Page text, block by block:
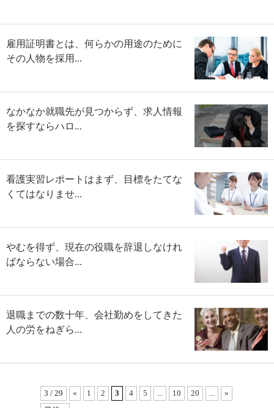
雇用証明書とは、何らかの用途のために
その人物を採用...
なかなか就職先が見つからず、求人情報
を探すならハロ...
看護実習レポートはまず、目標をたてな
くてはなりませ...
やむを得ず、現在の役職を辞退しなけれ
ばならない場合...
退職までの数十年、会社勤めをしてきた
人の労をねぎら...
3 / 29 « 1 2 3 4 5 ... 10 20 ...
»